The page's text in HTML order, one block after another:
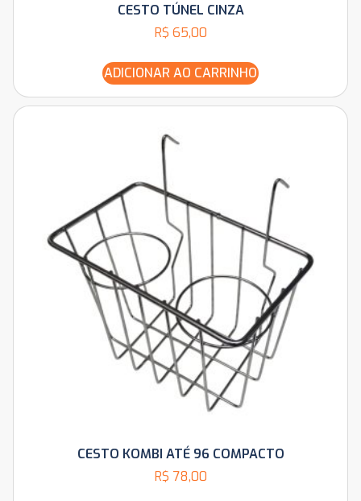
CESTO TÚNEL CINZA
R$ 65,00
ADICIONAR AO CARRINHO
CESTO KOMBI ATÉ 96 COMPACTO
R$ 78,00